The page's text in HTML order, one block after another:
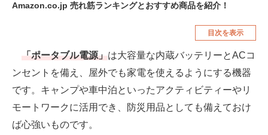
メディア
Amazon.co.jp 売れ筋ランキングとおすすめ商品を紹介！
目次を表示
「ポータブル電源」は大容量な内蔵バッテリーとACコ
ンセントを備え、屋外でも家電を使えるようにする機器
です。キャンプや車中泊といったアクティビティーやリ
モートワークに活用でき、防災用品としても備えておけ
ば心強いものです。